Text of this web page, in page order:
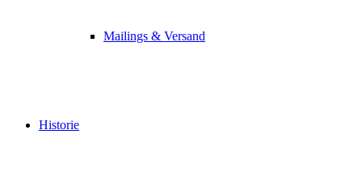
Mailings & Versand
Historie